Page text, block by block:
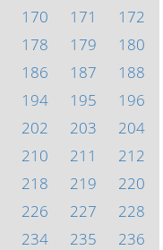
170 171
172
178 179
180
186 187
188
194 195
196
202 203
204
210 211
212
218 219
220
226 227
228
234 235
236